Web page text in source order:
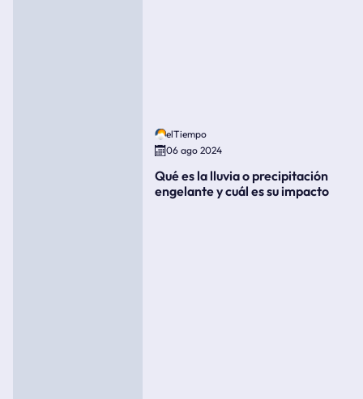
elTiempo
06 ago 2024
Qué es la lluvia o precipitación
engelante y cuál es su impacto